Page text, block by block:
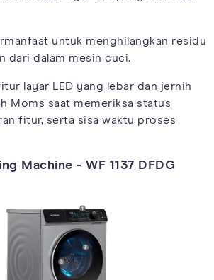
untuk menghilangkan residu
dari dalam mesin cuci.
layar LED yang lebar dan jernih
Moms saat memeriksa status
fitur, serta sisa waktu proses
Machine - WF 1137 DFDG